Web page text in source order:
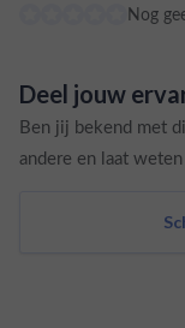
Nog
Deel jouw
Ben jij bekend met
andere en laat